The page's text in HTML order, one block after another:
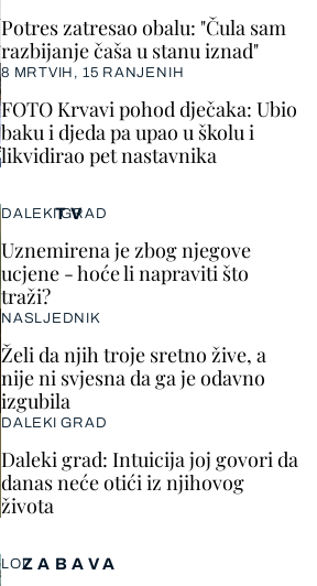
Potres zatresao obalu: "Čula sam
razbijanje čaša u stanu iznad"
8 MRTVIH, 15 RANJENIH
FOTO Krvavi pohod dječaka: Ubio
baku i djeda pa upao u školu i
likvidirao pet nastavnika
ZABAVA
LOL
TV
DALEKI GRAD
Uznemirena je zbog njegove
ucjene - hoće li napraviti što
traži?
NASLJEDNIK
Želi da njih troje sretno žive, a
nije ni svjesna da ga je odavno
izgubila
DALEKI GRAD
Daleki grad: Intuicija joj govori da
danas neće otići iz njihovog
života